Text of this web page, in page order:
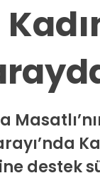
destek